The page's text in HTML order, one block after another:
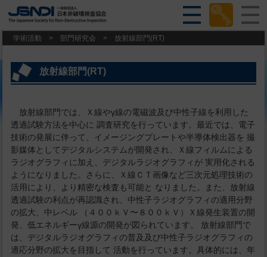
学術活動 > 部門研究会 > 放射線部門(RT)
放射線部門(RT)
放射線部門では、Ｘ線やγ線の電磁波及び中性子線を利用した
透過試験方法を中心に 調査研究を行っています。最近では、電子
技術の発展に伴って、イメージングプレートや半導体検出器を 撮
影媒体としてデジタルシステムが開発され、Ｘ線フィルムによる
ラジオグラフィに加え、デジタルラジオグラフィが 実用化される
ようになりました。さらに、Ｘ線ＣＴ画像など三次元処理技術の
活用により、より精密な検査も可能と なりました。また、放射線
透過試験の利点が再認識され、中性子ラジオグラフィの適用分野
の拡大、中レベル （４００ｋＶ〜８００ｋＶ）Ｘ線発生装置の開
発、低エネルギーγ線源の開発が図られています。 放射線部門で
は、デジタルラジオグラフィの普及及び中性子ラジオグラフィの
適応分野の拡大を目指して 活動を行っています。具体的には、年